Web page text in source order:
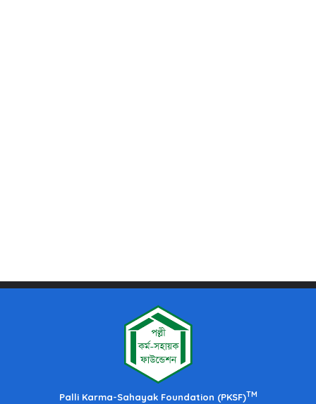
Palli Karma-Sahayak Foundation (PKSF)TM